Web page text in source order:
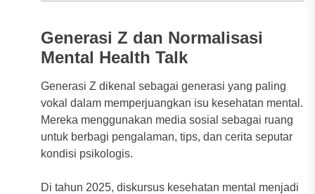
Generasi Z dan Normalisasi
Mental Health Talk
Generasi Z dikenal sebagai generasi yang paling
vokal dalam memperjuangkan isu kesehatan mental.
Mereka menggunakan media sosial sebagai ruang
untuk berbagi pengalaman, tips, dan cerita seputar
kondisi psikologis.
Di tahun 2025, diskursus kesehatan mental menjadi